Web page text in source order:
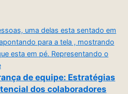
de equipe: Estratégias
dos colaboradores